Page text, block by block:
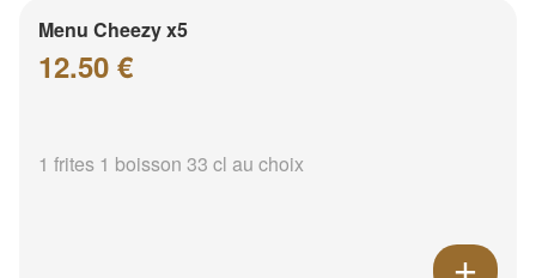
Menu Cheezy x5
12.50 €
1 frites 1 boisson 33 cl au choix